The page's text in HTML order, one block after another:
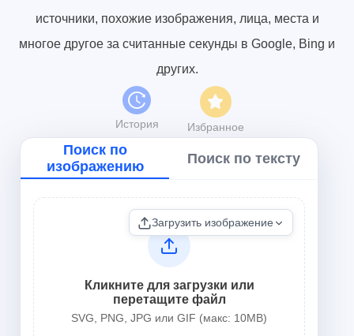
источники, похожие изображения, лица, места и
многое другое за считанные секунды в Google, Bing и
других.
История Избранное
Поиск по
изображению
Поиск по тексту
Загрузить изображение
Кликните для загрузки или
перетащите файл
SVG, PNG, JPG или GIF (макс: 10MB)